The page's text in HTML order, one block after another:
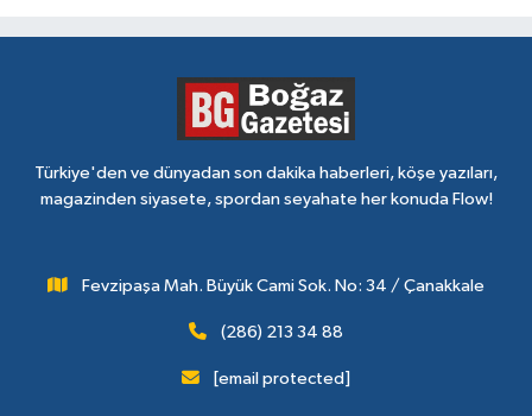
Türkiye'den ve dünyadan son dakika haberleri, köşe yazıları,
magazinden siyasete, spordan seyahate her konuda Flow!
Fevzipaşa Mah. Büyük Cami Sok. No: 34 / Çanakkale
(286) 213 34 88
[email protected]